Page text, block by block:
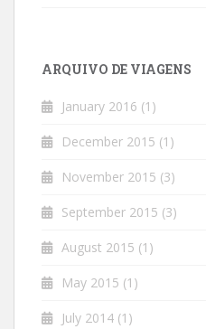
ARQUIVO DE VIAGENS
January 2016 (1)
December 2015 (1)
November 2015 (3)
September 2015 (3)
August 2015 (1)
May 2015 (1)
July 2014 (1)